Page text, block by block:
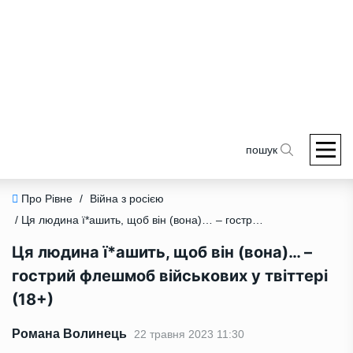
пошук
Про Рівне /
Війна з росією
/ Ця людина ї*ашить, щоб він (вона)… – гострий флешмоб військових у твіттері (18+)
Ця людина ї*ашить, щоб він (вона)… –
гострий флешмоб військових у твіттері
(18+)
Романа Волинець 22 травня 2023 11:30